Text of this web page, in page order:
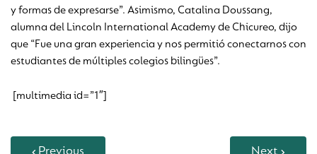
y formas de expresarse”. Asimismo, Catalina Doussang,
alumna del Lincoln International Academy de Chicureo, dijo
que “Fue una gran experiencia y nos permitió conectarnos con
estudiantes de múltiples colegios bilingües”.
[multimedia id=”1″]